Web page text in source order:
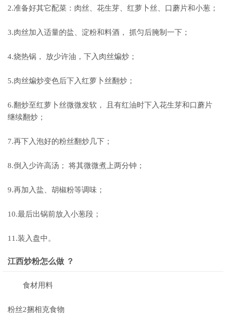
2.准备好其它配菜：肉丝、花生芽、红萝卜丝、口蘑片和小葱；
3.肉丝加入适量的盐、淀粉和料酒， 抓匀后腌制一下；
4.烧热锅， 放少许油，下入肉丝煸炒；
5.肉丝煸炒变色后下入红萝卜丝翻炒；
6.翻炒至红萝卜丝微微发软， 且有红油时下入花生芽和口蘑片
继续翻炒；
7.再下入泡好的粉丝翻炒几下；
8.倒入少许高汤； 将其微微煮上两分钟；
9.再加入盐、胡椒粉等调味；
10.最后出锅前放入小葱段；
11.装入盘中。
江西炒粉怎么做 ？
食材用料
粉丝2捆相克食物